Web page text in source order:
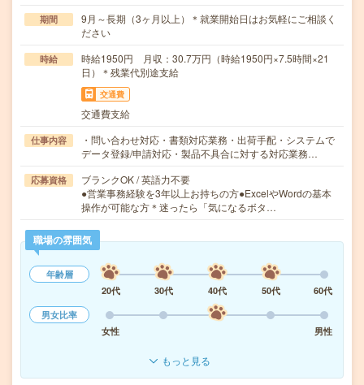
期間
9月～長期（3ヶ月以上）＊就業開始日はお気軽にご相談く
ださい
時給
時給1950円 月収：30.7万円（時給1950円×7.5時間×21
日）＊残業代別途支給
交通費
交通費支給
仕事内容
・問い合わせ対応・書類対応業務・出荷手配・システムで
データ登録/申請対応・製品不具合に対する対応業務…
応募資格
ブランクOK / 英語力不要
●営業事務経験を3年以上お持ちの方●ExcelやWordの基本
操作が可能な方＊迷ったら「気になるボタ…
職場の雰囲気
年齢層
20代
30代 40代 50代
60代
男女比率
女性
男性
もっと見る